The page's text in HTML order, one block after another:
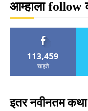
आम्हाला follow
113,459
चाहते
इतर नवीनतम कथा